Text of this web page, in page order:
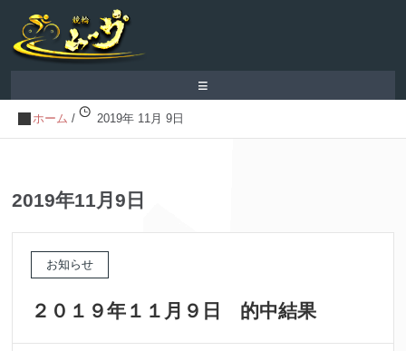
≡
ホーム / 2019年 11月 9日
2019年11月9日
お知らせ
２０１９年１１月９日 的中結果